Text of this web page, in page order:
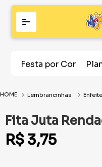
Festa por Cor
Lembrancinhas
Fita Juta
R$ 3,75